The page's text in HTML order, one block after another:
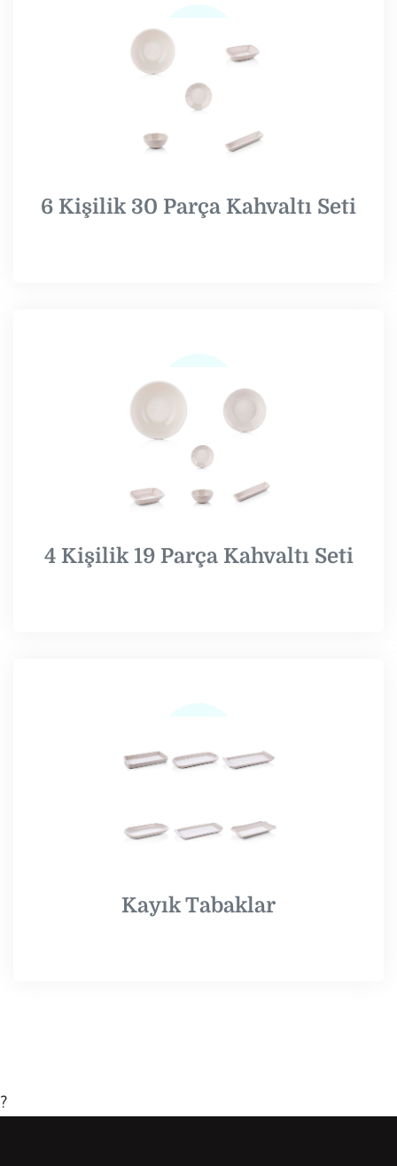
6 Kişilik 30 Parça Kahvaltı Seti
4 Kişilik 19 Parça Kahvaltı Seti
Kayık Tabaklar
?